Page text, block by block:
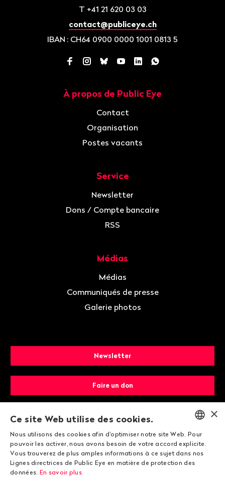
T +41 21 620 03 03
contact@publiceye.ch
IBAN : CH64 0900 0000 1001 0813 5
Facebook
Instagram
BlueskyYouTube
LinkedInWhatsApp
À propos de Public Eye
Contact
Organisation
Postes vacants
Service
Newsletter
Dons / Compte bancaire
RSS
Médias
Médias
Communiqués de presse
Galerie photos
Newsletter
Faire un don
Devenir membre
ENGLISH
DEUTSCH
×
Ce site Web utilise des cookies.
Nous utilisons des cookies afin d'optimiser notre site Web. Pour
pouvoir les activer, nous avons besoin de votre accord explicite.
Vous trouverez de plus amples informations à ce sujet dans nos
Lignes directrices de Public Eye en matière de protection des
données. En savoir plus